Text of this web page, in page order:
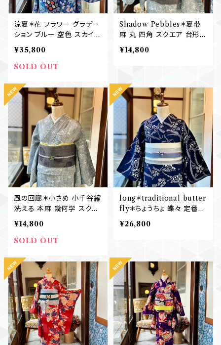
涼夏＊花 フラワー グラデー
ション ブルー 空色 スカイブ
ルー 青 群青 大人浴衣 有
松鳴海絞り浴衣 B771
¥35,800
SOLD OUT
Shadow Pebbles＊夏帯
麻 丸 四角 スクエア 台形
五角形 グレー 格子 灰 名
古屋帯 B769
¥14,800
風の回廊＊小さめ 小千谷縮
洗える 本麻 幾何学 スクエ
ア グレー 灰 夏着物 B768
¥14,800
SOLD OUT
long＊traditional butter
fly＊ちょうちょ 蝶々 定番
ネイビー ブルー 紺 濃紺 有
松鳴海絞り浴衣 B770
¥26,800